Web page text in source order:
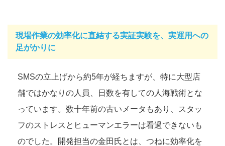
現場作業の効率化に直結する実証実験を、実運用への
足がかりに
SMSの立上げから約5年が経ちますが、特に大型店
舗ではかなりの人員、日数を有しての人海戦術とな
っています。数十年前の古いメータもあり、スタッ
フのストレスとヒューマンエラーは看過できないも
のでした。開発担当の金田氏とは、つねに効率化を